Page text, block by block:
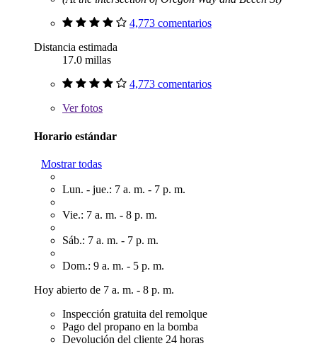
4,773 comentarios
Distancia estimada
17.0 millas
4,773 comentarios
Verfotos
Horario estándar
Mostrar todas
Lun. - jue.: 7 a. m. - 7 p. m.
Vie.: 7 a. m. - 8 p. m.
Sáb.: 7 a. m. - 7 p. m.
Dom.: 9 a. m. - 5 p. m.
Hoy abierto de 7 a. m. - 8 p. m.
Inspección gratuita del remolque
Pago del propano en la bomba
Devolución del cliente 24 horas